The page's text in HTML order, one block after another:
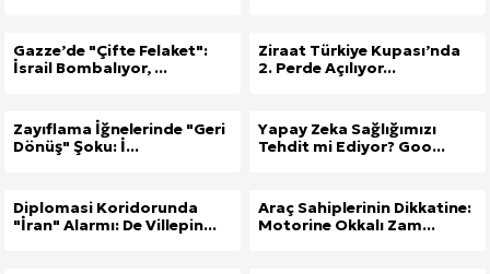
Gazze’de "Çifte Felaket":
İsrail Bombalıyor, ...
Ziraat Türkiye Kupası’nda
2. Perde Açılıyor...
Zayıflama İğnelerinde "Geri
Dönüş" Şoku: İ...
Yapay Zeka Sağlığımızı
Tehdit mi Ediyor? Goo...
Diplomasi Koridorunda
"İran" Alarmı: De Villepin...
Araç Sahiplerinin Dikkatine:
Motorine Okkalı Zam...